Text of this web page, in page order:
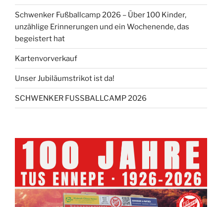
Schwenker Fußballcamp 2026 – Über 100 Kinder,
unzählige Erinnerungen und ein Wochenende, das
begeistert hat
Kartenvorverkauf
Unser Jubiläumstrikot ist da!
SCHWENKER FUSSBALLCAMP 2026